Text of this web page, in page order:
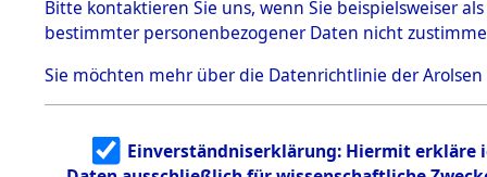
Erhebungen
zu
Todesmärsch
en
5.3.2
Identifizierun
g
0089
Bitte kontaktieren Sie uns, wenn Sie beispielsweiser
bestimmter personenbezogener Daten nicht
Sie möchten mehr über die Datenrichtlinie der Arolsen
Einverständniserklärung: Hiermit erkläre